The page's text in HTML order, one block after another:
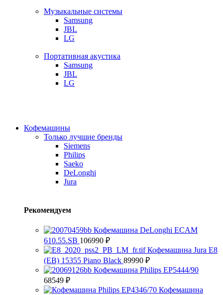
Музыкальные системы
Samsung
JBL
LG
Портативная акустика
Samsung
JBL
LG
Кофемашины
Только лучшие бренды
Siemens
Philips
Saeko
DeLonghi
Jura
Рекомендуем
Кофемашина DeLonghi ECAM
610.55.SB 106990 ₽
Кофемашина Jura E8
(EB) 15355 Piano Black 89990 ₽
Кофемашина Philips EP5444/90
68549 ₽
Кофемашина